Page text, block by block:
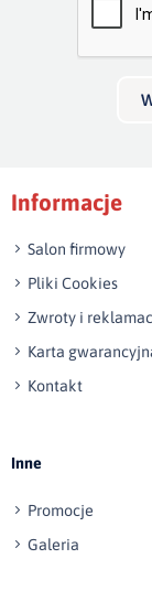
skrzynia na
Do szerokości
Twoja
Wyślij
Informacje
Salon firmowy
Pliki Cookies
Zwroty i
Karta
Kontakt
Inne
Promocje
Galeria